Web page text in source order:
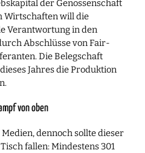
der Genossenschaft
Wirtschaften will die
Verantwortung in den
Abschlüsse von Fair-
Die Belegschaft
Jahres die Produktion
von oben
dennoch sollte dieser
fallen: Mindestens 301